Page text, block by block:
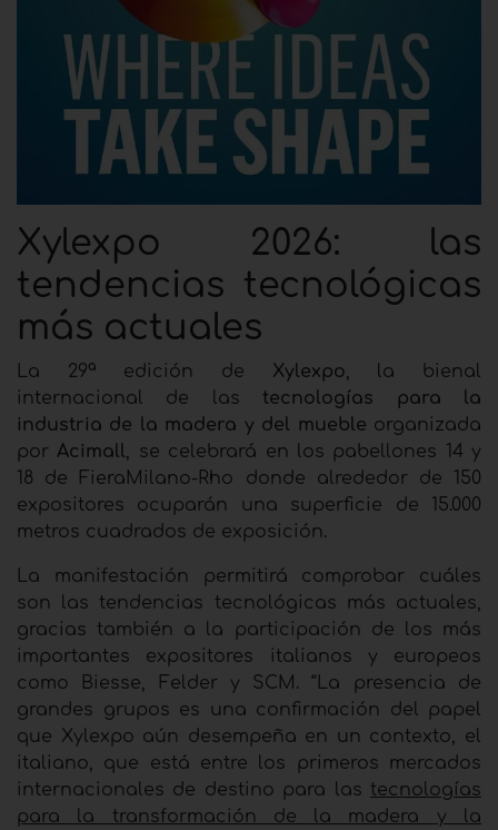
Xylexpo 2026: las
tendencias tecnológicas
más actuales
La 29ª edición de Xylexpo, la bienal
internacional de lastecnologías para la
industria de la madera y del mueble organizada
porAcimall, se celebrará en los pabellones 14 y
18 de FieraMilano-Rho donde alrededor de 150
expositores ocuparán una superficie de 15.000
metros cuadrados de exposición.
La manifestación permitirá comprobar cuáles
son las tendencias tecnológicas más actuales,
gracias también a la participación de los más
importantes expositores italianos y europeos
como Biesse, Felder y SCM. “La presencia de
grandes grupos es una confirmación del papel
que Xylexpo aún desempeña en un contexto, el
italiano, que está entre los primeros mercados
internacionales de destino para las tecnologías
para la transformación de la madera y la